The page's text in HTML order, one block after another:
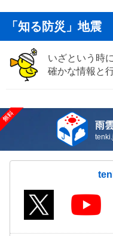
「知る防災」地震
いざという時
確かな情報と
雨